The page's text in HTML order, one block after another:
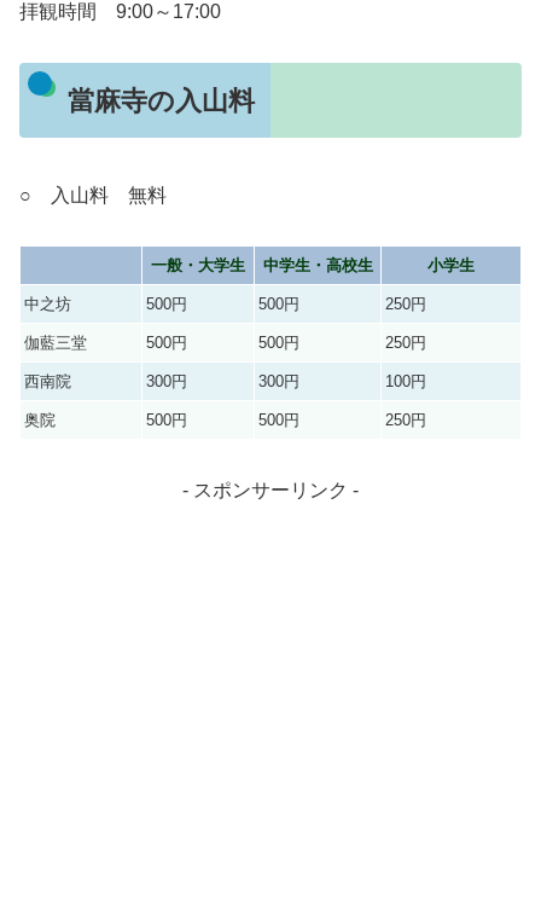
拝観時間 9:00～17:00
當麻寺の入山料
○ 入山料 無料
一般・大学生 中学生・高校生 小学生
中之坊 500円 500円 250円
伽藍三堂 500円 500円 250円
西南院 300円 300円 100円
奥院 500円 500円 250円
- スポンサーリンク -